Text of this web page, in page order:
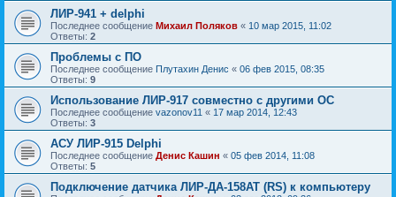
ЛИР-941 + delphi
Последнее сообщение Михаил Поляков « 10 мар 2015, 11:02
Ответы: 2
Проблемы с ПО
Последнее сообщение Плутахин Денис « 06 фев 2015, 08:35
Ответы: 9
Использование ЛИР-917 совместно с другими ОС
Последнее сообщение vazonov11 « 17 мар 2014, 12:43
Ответы: 3
АСУ ЛИР-915 Delphi
Последнее сообщение Денис Кашин « 05 фев 2014, 11:08
Ответы: 5
Подключение датчика ЛИР-ДА-158АТ (RS) к компьютеру